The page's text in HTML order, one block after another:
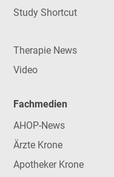
Study Shortcut
Therapie News
Video
Fachmedien
AHOP-News
Ärzte Krone
Apotheker Krone